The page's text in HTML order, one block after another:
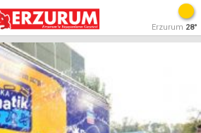
Erzurum 28°